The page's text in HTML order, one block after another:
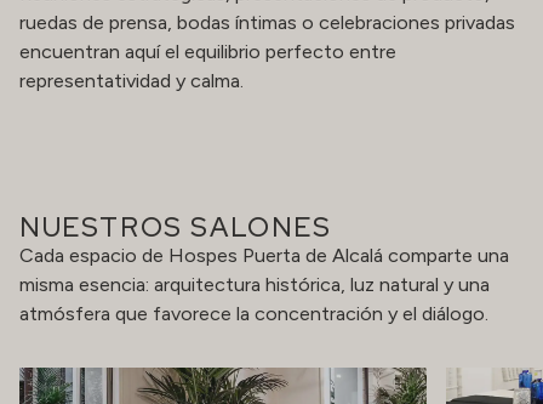
ruedas de prensa, bodas íntimas o celebraciones privadas
encuentran aquí el equilibrio perfecto entre
representatividad y calma.
NUESTROS SALONES
Cada espacio de Hospes Puerta de Alcalá comparte una
misma esencia: arquitectura histórica, luz natural y una
atmósfera que favorece la concentración y el diálogo.